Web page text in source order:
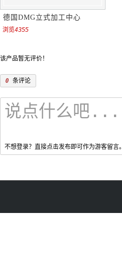
德国DMG立式加工中心
浏览4355
该产品暂无评价！
0 条评论
不想登录？直接点击发布即可作为游客留言。